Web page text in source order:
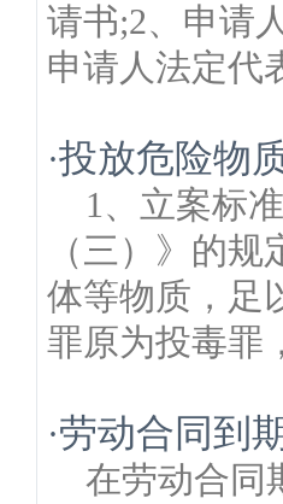
请书;2、申请
申请人法定代
·投放危险物
1、立案标
（三）》的
体等物质，足
罪原为投毒罪
·劳动合同到
在劳动合同